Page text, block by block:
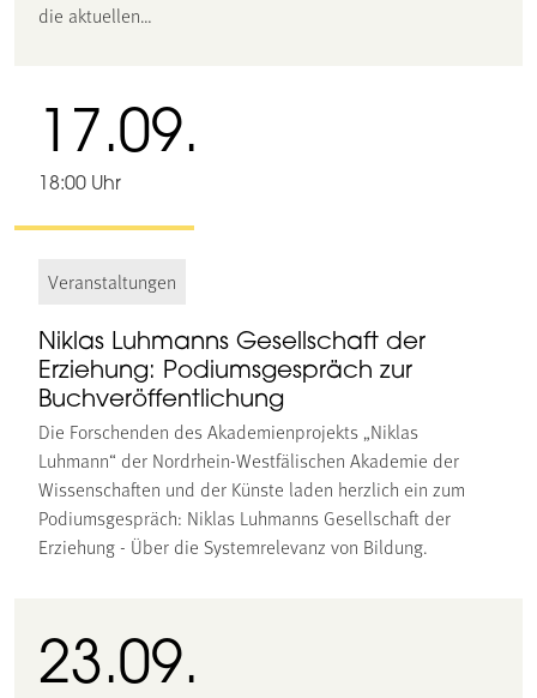
die aktuellen…
17.09.
18:00 Uhr
Veranstaltungen
Niklas Luhmanns Gesellschaft der
Erziehung: Podiumsgespräch zur
Buchveröffentlichung
Die Forschenden des Akademienprojekts „Niklas
Luhmann“ der Nordrhein-Westfälischen Akademie der
Wissenschaften und der Künste laden herzlich ein zum
Podiumsgespräch: Niklas Luhmanns Gesellschaft der
Erziehung - Über die Systemrelevanz von Bildung.
23.09.